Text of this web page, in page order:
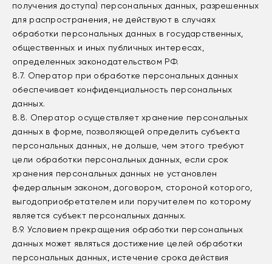
получения доступа) персональных данных, разрешенных
для распространения, не действуют в случаях
обработки персональных данных в государственных,
общественных и иных публичных интересах,
определенных законодательством РФ.
8.7. Оператор при обработке персональных данных
обеспечивает конфиденциальность персональных
данных.
8.8. Оператор осуществляет хранение персональных
данных в форме, позволяющей определить субъекта
персональных данных, не дольше, чем этого требуют
цели обработки персональных данных, если срок
хранения персональных данных не установлен
федеральным законом, договором, стороной которого,
выгодоприобретателем или поручителем по которому
является субъект персональных данных.
8.9. Условием прекращения обработки персональных
данных может являться достижение целей обработки
персональных данных, истечение срока действия